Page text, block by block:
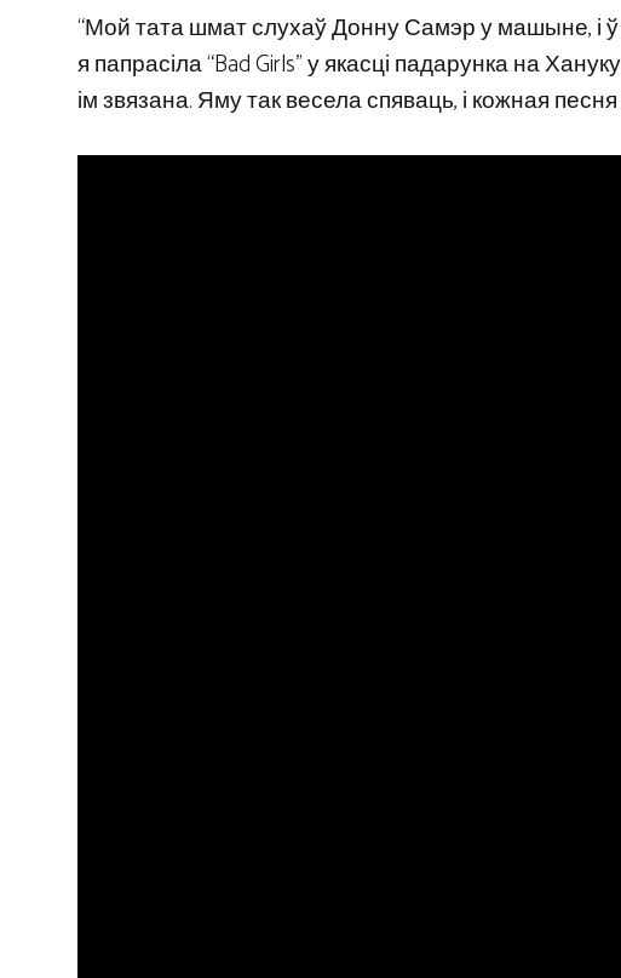
“Мой тата шмат слухаў Донну Самэр у машыне, і ў
я папрасіла “Bad Girls” у якасці падарунка на
ім звязана. Яму так весела спяваць, і кожная